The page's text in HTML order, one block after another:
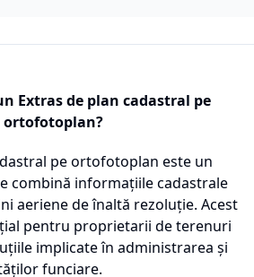
Extras de plan cadastral pe
ortofotoplan?
pe ortofotoplan este un
combină informațiile cadastrale
aeriene de înaltă rezoluție. Acest
pentru proprietarii de terenuri
implicate în administrarea și
funciare.